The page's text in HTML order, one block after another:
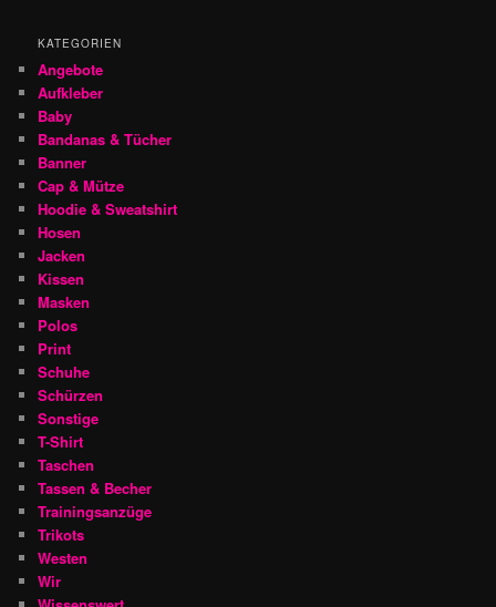
KATEGORIEN
Angebote
Aufkleber
Baby
Bandanas & Tücher
Banner
Cap & Mütze
Hoodie & Sweatshirt
Hosen
Jacken
Kissen
Masken
Polos
Print
Schuhe
Schürzen
Sonstige
T-Shirt
Taschen
Tassen & Becher
Trainingsanzüge
Trikots
Westen
Wir